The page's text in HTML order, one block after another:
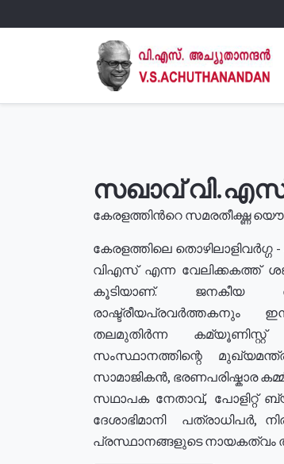
സഖാവ്
കേരളത്തിൻറെ സമരതീക്ഷ്ണ
കേരളത്തിലെ
വിഎസ് എന്ന വേലിക്കകത്ത്
കൂടിയാണ്. ജനകീയ
രാഷ്ട്രീയപ്രവർത്തകനും
തലമുതിർന്ന
സംസ്ഥാനത്തിന്റെ
സാമാജികൻ, ഭരണപരിഷ്കാര
സഥാപക നേതാവ്, പോളിറ്റ്
ദേശാഭിമാനി
പ്രസ്ഥാനങ്ങളുടെ നായകത്വം